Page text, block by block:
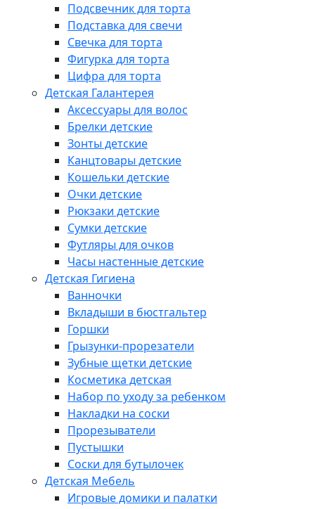
Подсвечник для торта
Подставка для свечи
Свечка для торта
Фигурка для торта
Цифра для торта
Детская Галантерея
Аксессуары для волос
Брелки детские
Зонты детские
Канцтовары детские
Кошельки детские
Очки детские
Рюкзаки детские
Сумки детские
Футляры для очков
Часы настенные детские
Детская Гигиена
Ванночки
Вкладыши в бюстгальтер
Горшки
Грызунки-прорезатели
Зубные щетки детские
Косметика детская
Набор по уходу за ребенком
Накладки на соски
Прорезыватели
Пустышки
Соски для бутылочек
Детская Мебель
Игровые домики и палатки